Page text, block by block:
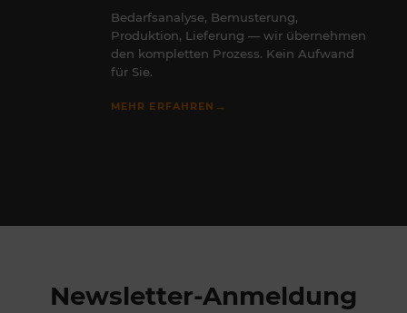
Bedarfsanalyse, Bemusterung,
Produktion, Lieferung — wir übernehmen
den kompletten Prozess. Kein Aufwand
für Sie.
MEHR ERFAHREN →
Newsletter-Anmeldung